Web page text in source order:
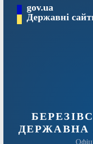
Перейтиgov.ua
Державні
ДЕРЖАВНА